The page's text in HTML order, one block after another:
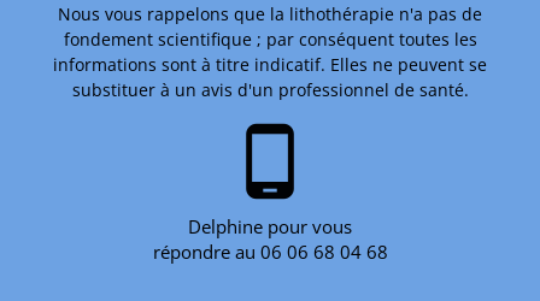
Nous vous rappelons que la lithothérapie n'a pas de
fondement scientifique ; par conséquent toutes les
informations sont à titre indicatif. Elles ne peuvent se
substituer à un avis d'un professionnel de santé.
phone_android
Delphine pour vous
répondre au 06 06 68 04 68